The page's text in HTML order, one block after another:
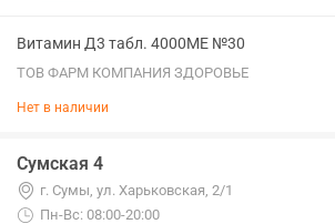
Витамин Д3 табл. 4000МЕ №30
ТОВ ФАРМ КОМПАНИЯ ЗДОРОВЬЕ
Нет в наличии
Сумская 4
г. Сумы, ул. Харьковская, 2/1
Пн-Вс: 08:00-20:00